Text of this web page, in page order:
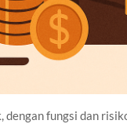
fungsi dan